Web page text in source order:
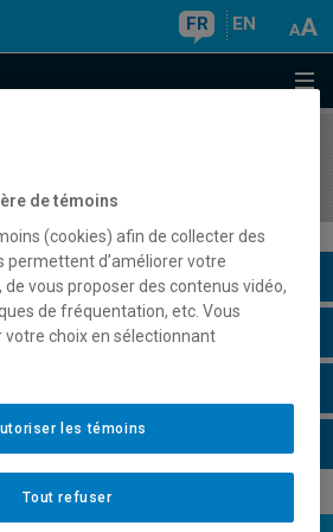
FR EN
de témoins
(cookies) afin de collecter des
permettent d’améliorer votre
vous proposer des contenus vidéo,
de fréquentation, etc. Vous
choix en sélectionnant
Tout refuser
les témoins